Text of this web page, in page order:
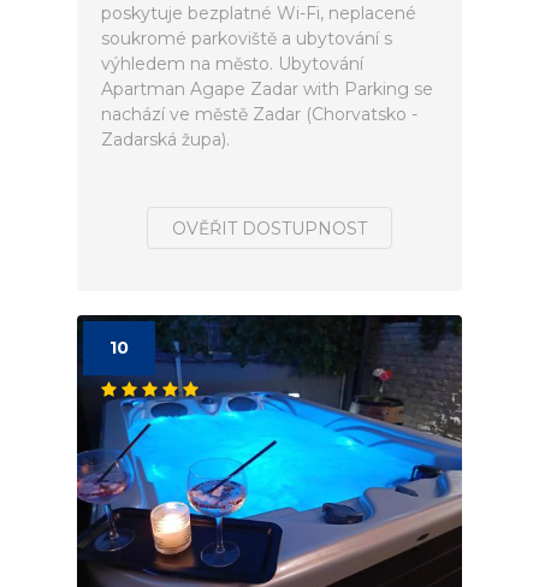
poskytuje bezplatné Wi-Fi, neplacené
soukromé parkoviště a ubytování s
výhledem na město. Ubytování
Apartman Agape Zadar with Parking se
nachází ve městě Zadar (Chorvatsko -
Zadarská župa).
OVĚŘIT DOSTUPNOST
10